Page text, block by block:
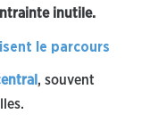
inutile.
le parcours
, souvent